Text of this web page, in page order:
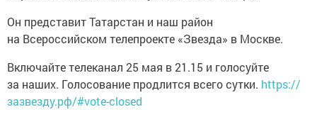
Он представит Татарстан и наш район
на Всероссийском телепроекте «Звезда» в Москве.
Включайте телеканал 25 мая в 21.15 и голосуйте
за наших. Голосование продлится всего сутки. https://
зазвезду.рф/#vote-closed